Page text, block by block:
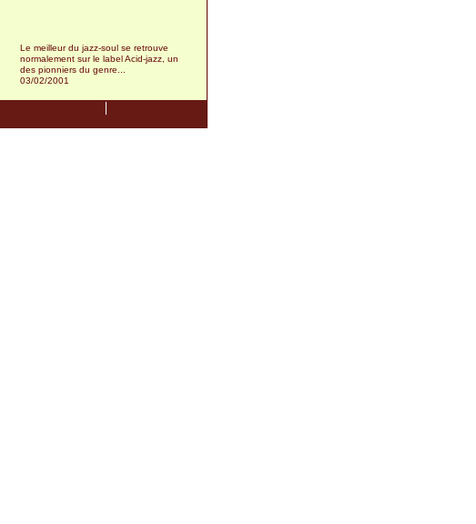
Le meilleur du jazz-soul se retrouve
normalement sur le label Acid-jazz, un
des pionniers du genre...
03/02/2001